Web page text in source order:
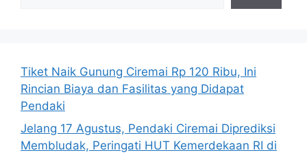
Tiket Naik Gunung Ciremai Rp 120 Ribu, Ini
Rincian Biaya dan Fasilitas yang Didapat
Pendaki
Jelang 17 Agustus, Pendaki Ciremai Diprediksi
Membludak, Peringati HUT Kemerdekaan RI di